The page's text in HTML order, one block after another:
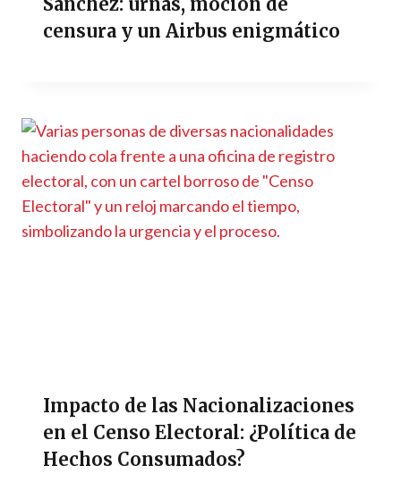
censura y un Airbus enigmático
Impacto de las Nacionalizaciones
en el Censo Electoral: ¿Política de
Hechos Consumados?